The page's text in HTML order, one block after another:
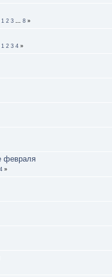
1 2 3 ... 8 »
1 2 3 4 »
февраля
4 »